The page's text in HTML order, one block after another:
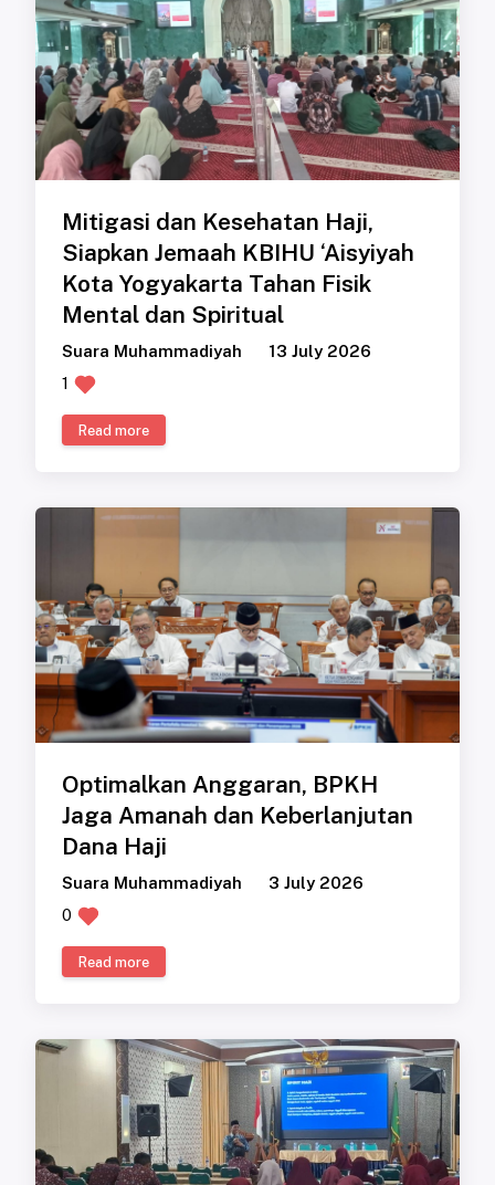
Mitigasi dan Kesehatan Haji,
Siapkan Jemaah KBIHU ‘Aisyiyah
Kota Yogyakarta Tahan Fisik
Mental dan Spiritual
Suara Muhammadiyah
13 July 2026
1
Read more
Optimalkan Anggaran, BPKH
Jaga Amanah dan Keberlanjutan
Dana Haji
Suara Muhammadiyah
3 July 2026
0
Read more